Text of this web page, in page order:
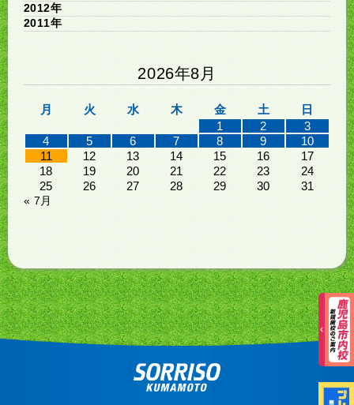
2012年
2011年
2026年8月
月 火 水 木 金 土
日
1
2
3
4
5 6 7 8 9
10
11
12 13 14 15 16
17
18
19 20 21 22 23
24
25
26 27 28 29 30 31
« 7月